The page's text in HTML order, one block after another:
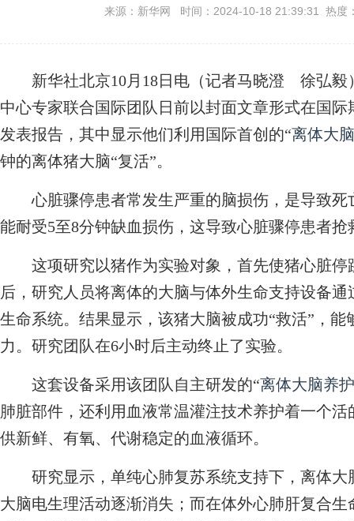
来源：新华网 时间：2024-10-18 21:39:31 热度
新华社北京10月18日电（记者马晓澄 徐弘毅
中心专家联合国际团队日前以封面文章形式在国
发表报告，其中显示他们利用国际首创的“离体大
钟的离体猪大脑“复活”。
心脏骤停患者常发生严重的脑损伤，是导致死
能耐受5至8分钟缺血损伤，这导致心脏骤停患者抢
这项研究以猪作为实验对象，首先使猪心脏停
后，研究人员将离体的大脑与体外生命支持设备
生命系统。结果显示，该猪大脑被成功“救活”，
力。研究团队在6小时后主动终止了实验。
这套设备采用该团队自主研发的“离体大脑养
肺脏部件，还利用血液常温灌注技术养护着一个
供新鲜、有氧、代谢稳定的血液循环。
研究显示，单纯心肺复苏系统支持下，离体大
大脑电生理活动逐渐消失；而在体外心肺肝复合